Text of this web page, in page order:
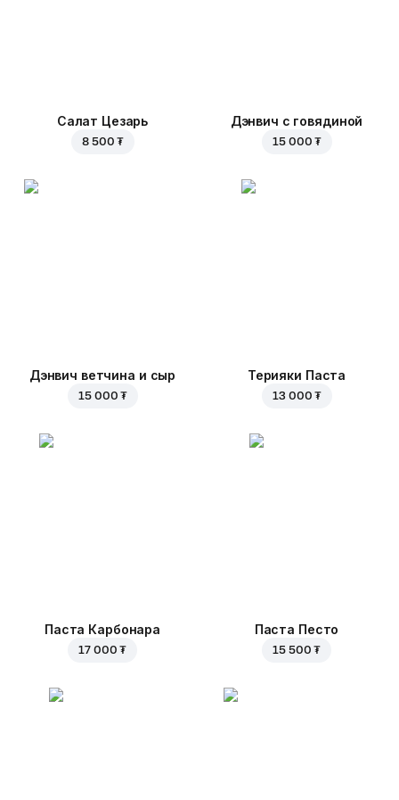
Салат Цезарь
8 500 ₮
Дэнвич с говядиной
15 000 ₮
Дэнвич ветчина и сыр
15 000 ₮
Терияки Паста
13 000 ₮
Паста Карбонара
17 000 ₮
Паста Песто
15 500 ₮